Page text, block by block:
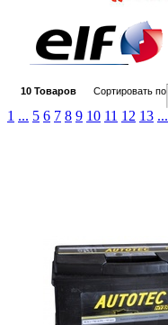
10 Товаров Сортировать по
1 ... 5 6 7 8 9 10 11 12 13 ...